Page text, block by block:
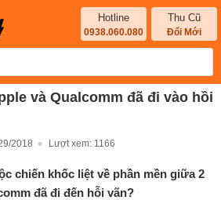
Hotline
0938.060.080
Thu Cũ
Đổi Mới
và Qualcomm đã đi vào hồi
2018 Lượt xem: 1166
chiến khốc liệt về phần mền giữa 2
đã đi đến hỗi vãn?